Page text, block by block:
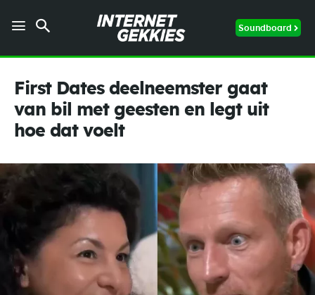
Soundboard
First Dates deelneemster gaat
van bil met geesten en legt uit
hoe dat voelt